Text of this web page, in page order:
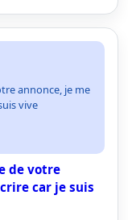
annonce, je me
vive
de votre
car je suis